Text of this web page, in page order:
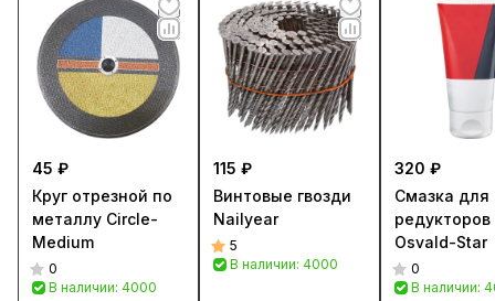
45 ₽
Круг отрезной по
металлу Circle-
Medium
0
В наличии: 4000
115 ₽
Винтовые гвозди
Nailyear
5
В наличии: 4000
320 ₽
Смазка для
редукторов
Osvald-Star
0
В наличии: